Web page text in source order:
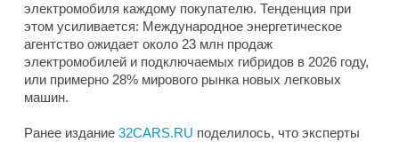
электромобиля каждому покупателю. Тенденция при
этом усиливается: Международное энергетическое
агентство ожидает около 23 млн продаж
электромобилей и подключаемых гибридов в 2026 году,
или примерно 28% мирового рынка новых легковых
машин.
Ранее издание 32CARS.RU поделилось, что эксперты